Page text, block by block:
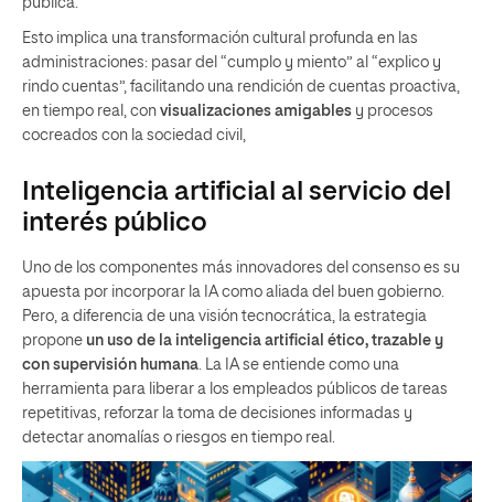
Esto implica una transformación cultural profunda en las
administraciones: pasar del “cumplo y miento” al “explico y
rindo cuentas”, facilitando una rendición de cuentas proactiva,
en tiempo real, con visualizaciones amigables y procesos
cocreados con la sociedad civil,
Inteligencia artificial al servicio del
interés público
Uno de los componentes más innovadores del consenso es su
apuesta por incorporar la IA como aliada del buen gobierno.
Pero, a diferencia de una visión tecnocrática, la estrategia
propone un uso de la inteligencia artificial ético, trazable y
con supervisión humana . La IA se entiende como una
herramienta para liberar a los empleados públicos de tareas
repetitivas, reforzar la toma de decisiones informadas y
detectar anomalías o riesgos en tiempo real.